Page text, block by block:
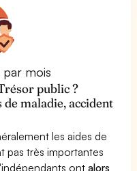
mois
public ?
de maladie, accident
les aides de
pas très importantes
ontalors